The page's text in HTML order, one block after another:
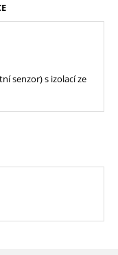
senzor) s izolací ze